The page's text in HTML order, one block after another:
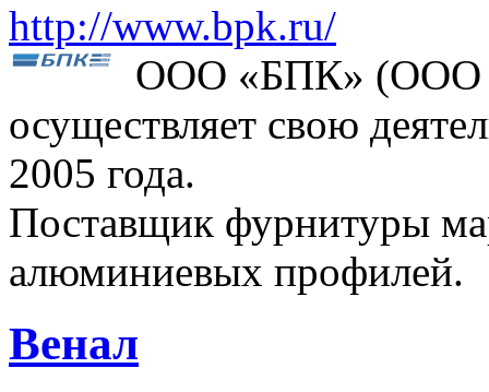
http://www.bpk.ru/
ООО «БПК» (ООО
осуществляет свою
2005 года.
Поставщик фурнитуры
алюминиевых профилей.
Венал